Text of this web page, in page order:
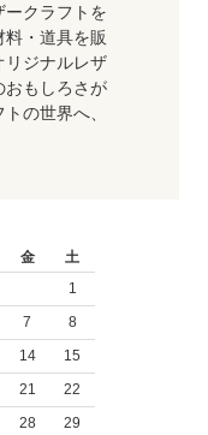
ークラフトを
・道具を販
リジナルレザ
おもしろさが
の世界へ、
金
土
1
7
8
14
15
21
22
28
29